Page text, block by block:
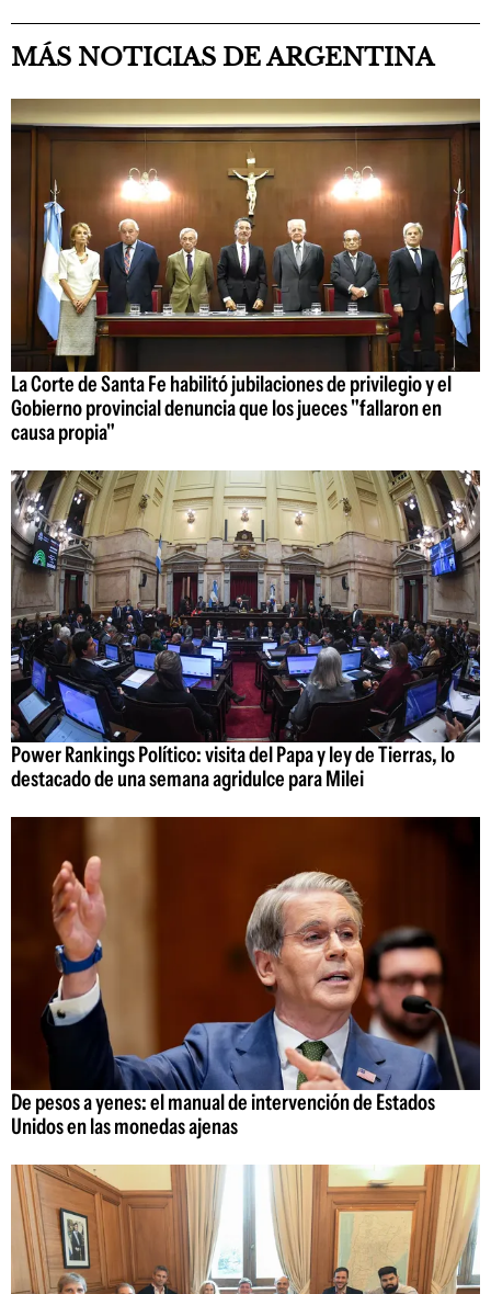
MÁS NOTICIAS DE ARGENTINA
La Corte de Santa Fe habilitó jubilaciones de privilegio y el
Gobierno provincial denuncia que los jueces "fallaron en
causa propia"
Power Rankings Político: visita del Papa y ley de Tierras, lo
destacado de una semana agridulce para Milei
De pesos a yenes: el manual de intervención de Estados
Unidos en las monedas ajenas